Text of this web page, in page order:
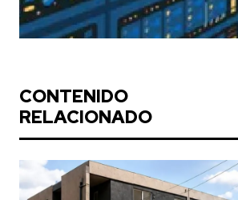
CONTENIDO
RELACIONADO